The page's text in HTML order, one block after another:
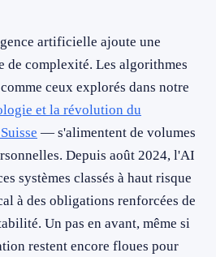
artificielle ajoute une
de complexité. Les algorithmes
ceux explorés dans notre
et la révolution du
— s'alimentent de volumes
Depuis août 2024, l'AI
systèmes classés à haut risque
à des obligations renforcées de
Un pas en avant, même si
restent encore floues pour